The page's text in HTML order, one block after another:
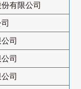
有限公司
司
司
司